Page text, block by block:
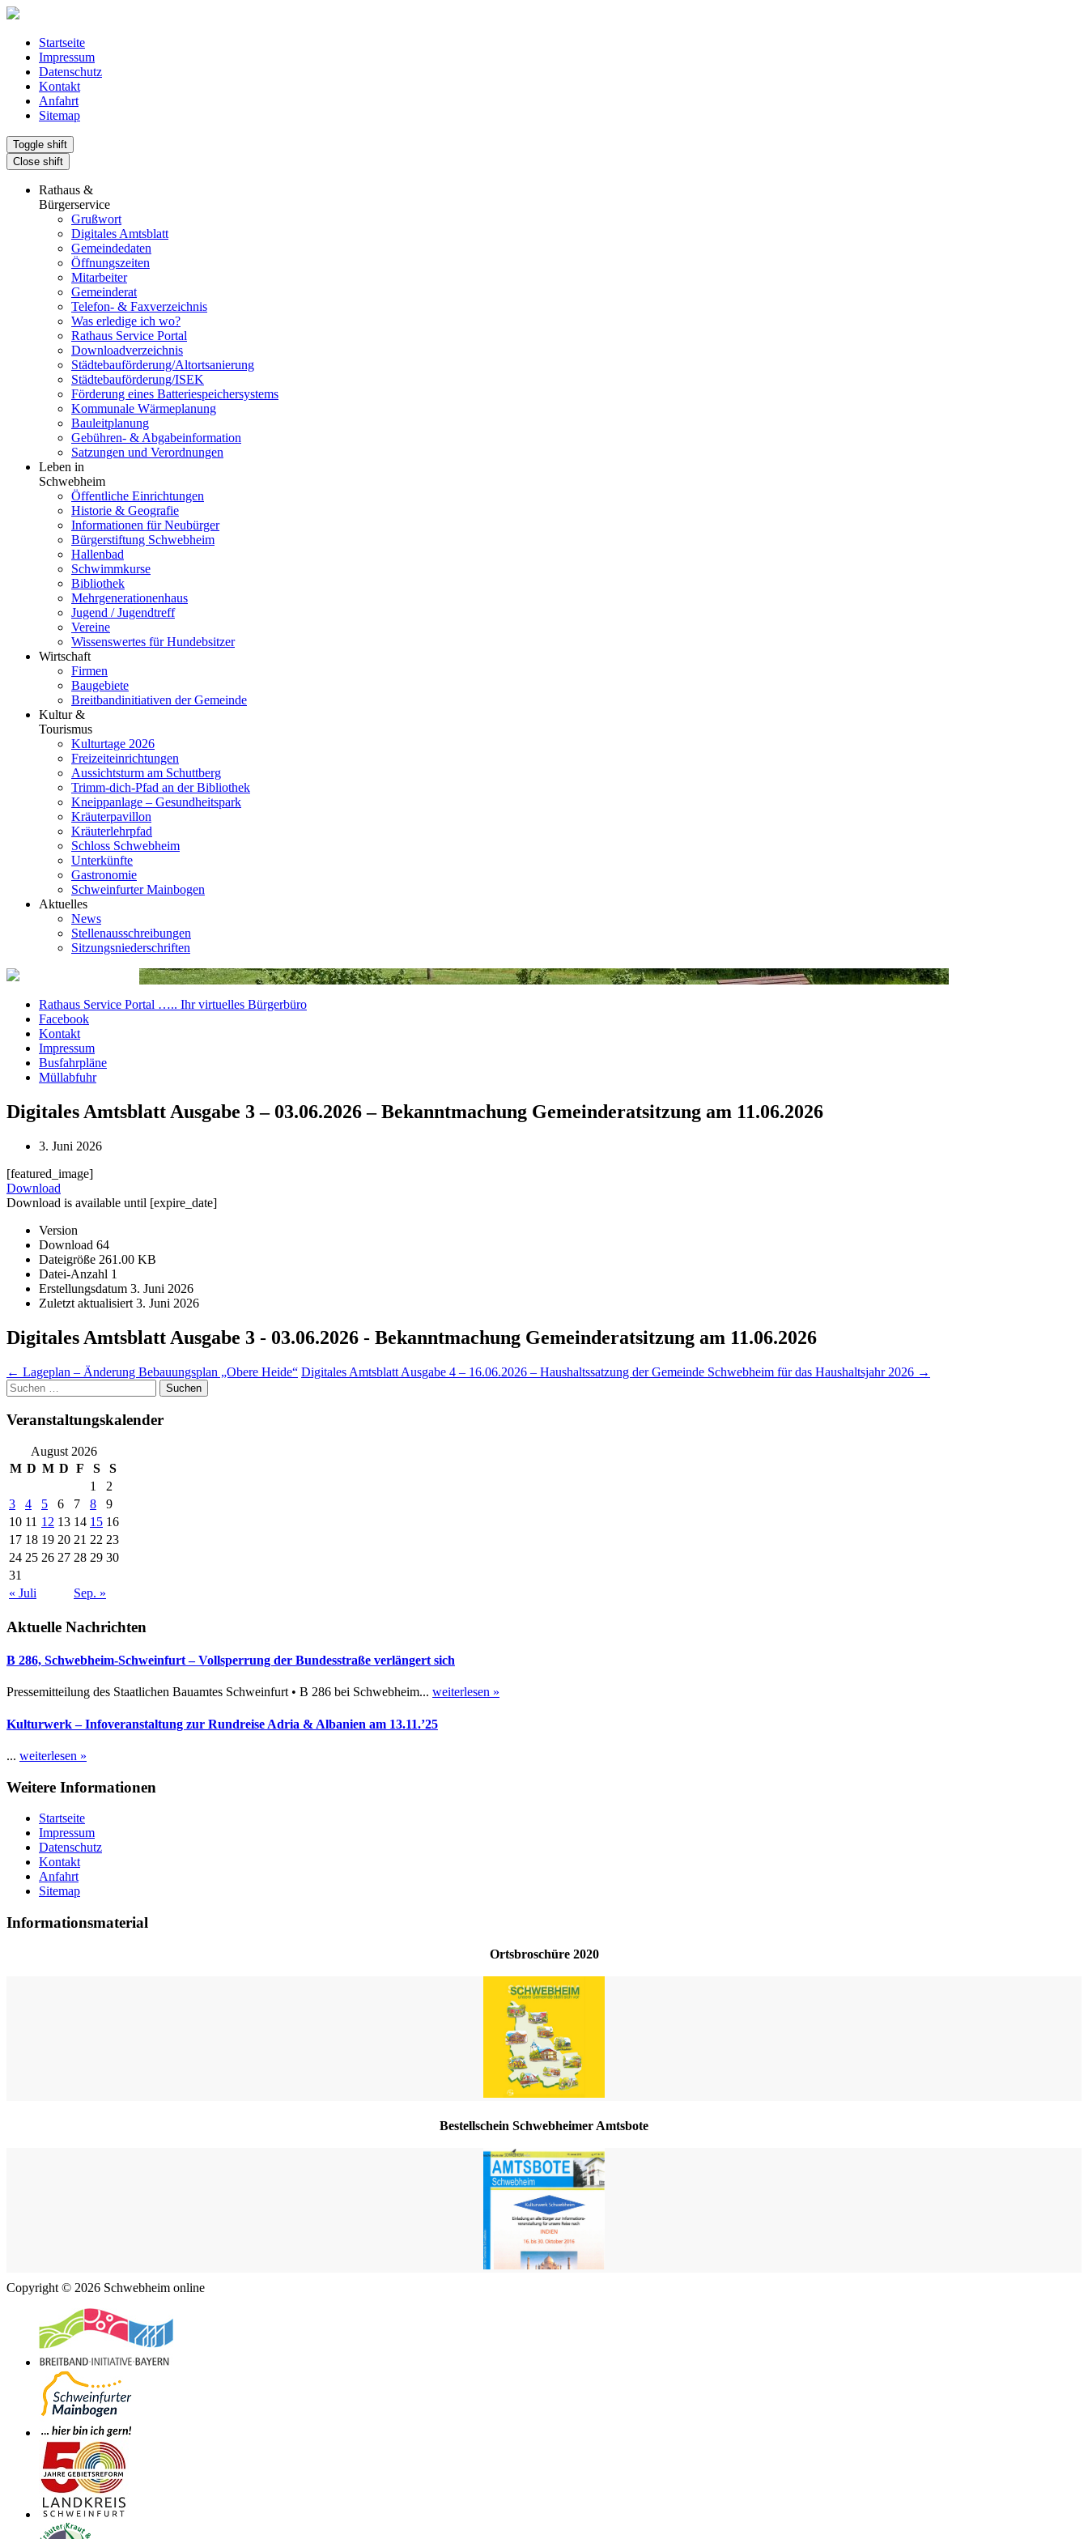
Startseite
Impressum
Datenschutz
Kontakt
Anfahrt
Sitemap
Toggle shift
Close shift
Rathaus &
Bürgerservice
Grußwort
Digitales Amtsblatt
Gemeindedaten
Öffnungszeiten
Mitarbeiter
Gemeinderat
Telefon- & Faxverzeichnis
Was erledige ich wo?
Rathaus Service Portal
Downloadverzeichnis
Städtebauförderung/Altortsanierung
Städtebauförderung/ISEK
Förderung eines Batteriespeichersystems
Kommunale Wärmeplanung
Bauleitplanung
Gebühren- & Abgabeinformation
Satzungen und Verordnungen
Leben in
Schwebheim
Öffentliche Einrichtungen
Historie & Geografie
Informationen für Neubürger
Bürgerstiftung Schwebheim
Hallenbad
Schwimmkurse
Bibliothek
Mehrgenerationenhaus
Jugend / Jugendtreff
Vereine
Wissenswertes für Hundebsitzer
Wirtschaft
Firmen
Baugebiete
Breitbandinitiativen der Gemeinde
Kultur &
Tourismus
Kulturtage 2026
Freizeiteinrichtungen
Aussichtsturm am Schuttberg
Trimm-dich-Pfad an der Bibliothek
Kneippanlage – Gesundheitspark
Kräuterpavillon
Kräuterlehrpfad
Schloss Schwebheim
Unterkünfte
Gastronomie
Schweinfurter Mainbogen
Aktuelles
News
Stellenausschreibungen
Sitzungsniederschriften
Rathaus Service Portal ….. Ihr virtuelles Bürgerbüro
Facebook
Kontakt
Impressum
Busfahrpläne
Müllabfuhr
Digitales Amtsblatt Ausgabe 3 – 03.06.2026 – Bekanntmachung Gemeinderatsitzung am 11.06.2026
3. Juni 2026
[featured_image]
Download
Download is available until [expire_date]
Version
Download 64
Dateigröße 261.00 KB
Datei-Anzahl 1
Erstellungsdatum 3. Juni 2026
Zuletzt aktualisiert 3. Juni 2026
Digitales Amtsblatt Ausgabe 3 - 03.06.2026 - Bekanntmachung Gemeinderatsitzung am 11.06.2026
Post
navigation
← Lageplan – Änderung Bebauungsplan „Obere Heide“ Digitales Amtsblatt Ausgabe 4 – 16.06.2026 – Haushaltssatzung der Gemeinde Schwebheim für das Haushaltsjahr 2026 →
Suchen
nach:
Veranstaltungskalender
August 2026
M D M D F S
S
1
2
3
4 5 6 7 8
9
10 11 12 13 14 15 16
17 18 19 20 21 22 23
24 25 26 27 28 29 30
31
« Juli
Sep. »
Aktuelle Nachrichten
B 286, Schwebheim-Schweinfurt – Vollsperrung der Bundesstraße verlängert sich
Pressemitteilung des Staatlichen Bauamtes Schweinfurt • B 286 bei Schwebheim... weiterlesen »
Kulturwerk – Infoveranstaltung zur Rundreise Adria & Albanien am 13.11.’25
... weiterlesen »
Weitere Informationen
Startseite
Impressum
Datenschutz
Kontakt
Anfahrt
Sitemap
Informationsmaterial
Ortsbroschüre 2020
Bestellschein Schwebheimer Amtsbote
Copyright © 2026 Schwebheim online